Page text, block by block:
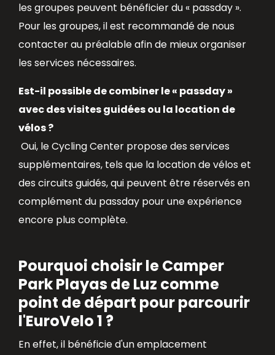
les groupes peuvent bénéficier du « passday ».
Pour les groupes, il est recommandé de nous
contacter au préalable afin de mieux organiser
les services nécessaires.
Est-il possible de combiner le « passday »
avec des visites guidées ou la location de
vélos ?
Oui, le Cycling Center propose des services
supplémentaires, tels que la location de vélos et
des circuits guidés, qui peuvent être réservés en
complément du passday pour une expérience
encore plus complète.
Pourquoi choisir le Camper
Park Playas de Luz comme
point de départ pour parcourir
l'EuroVelo 1 ?
En effet, il bénéficie d'un emplacement